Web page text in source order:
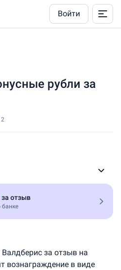
Войти
рубли за
2
за отзыв
банке
за отзыв на
вознаграждение в виде